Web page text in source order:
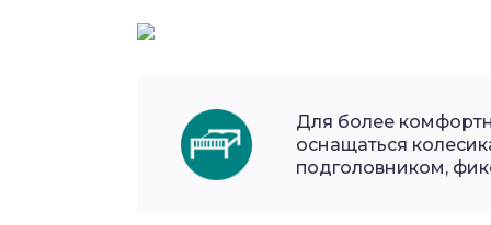
Для более
оснащаться
подголовником,